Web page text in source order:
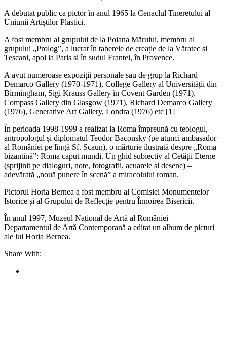
A debutat public ca pictor în anul 1965 la Cenaclul Tineretului al
Uniunii Artiștilor Plastici.
A fost membru al grupului de la Poiana Mărului, membru al
grupului „Prolog”, a lucrat în taberele de creație de la Văratec și
Tescani, apoi la Paris și în sudul Franței, în Provence.
A avut numeroase expoziții personale sau de grup la Richard
Demarco Gallery (1970-1971), College Gallery al Universității din
Birmingham, Sigi Krauss Gallery în Covent Garden (1971),
Compass Gallery din Glasgow (1971), Richard Demarco Gallery
(1976), Generative Art Gallery, Londra (1976) etc [1]
În perioada 1998-1999 a realizat la Roma împreună cu teologul,
antropologul și diplomatul Teodor Baconsky (pe atunci ambasador
al României pe lîngă Sf. Scaun), o mărturie ilustrată despre „Roma
bizantină”: Roma caput mundi. Un ghid subiectiv al Cetății Eterne
(sprijinit pe dialoguri, note, fotografii, acuarele și desene) –
adevărată „nouă punere în scenă” a miracolului roman.
Pictorul Horia Bernea a fost membru al Comisiei Monumentelor
Istorice și al Grupului de Reflecție pentru Înnoirea Bisericii.
În anul 1997, Muzeul Național de Artă al României –
Departamentul de Artă Contemporană a editat un album de picturi
ale lui Horia Bernea.
Share With: